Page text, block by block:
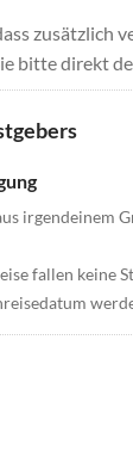
zusätzlich
bitte direkt
irgendeinem
fallen keine